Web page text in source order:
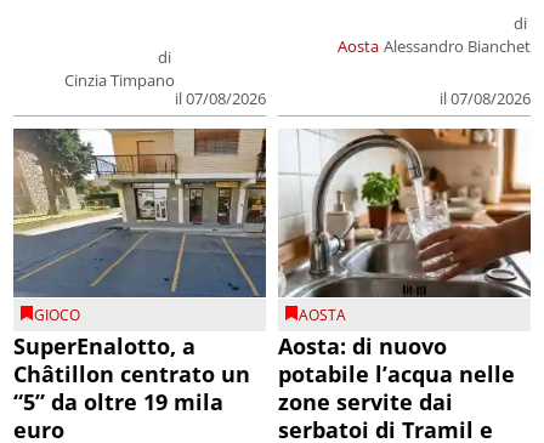
di
Cinzia Timpano
il 07/08/2026
Aosta
di
Alessandro Bianchet
il 07/08/2026
GIOCO
SuperEnalotto, a
Châtillon centrato un
“5” da oltre 19 mila
euro
AOSTA
Aosta: di nuovo
potabile l’acqua nelle
zone servite dai
serbatoi di Tramil e